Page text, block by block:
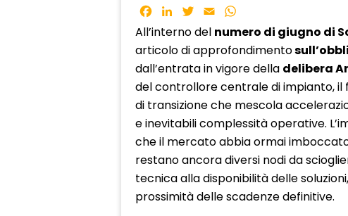
Facebook
LinkedInTwitter
Email
All’interno del numero di giugno di
articolo di approfondimento
dall’entrata in vigore della delibera
del controllore centrale di impianto,
di transizione che mescola
e inevitabili complessità operative.
che il mercato abbia ormai
restano ancora diversi nodi da
tecnica alla disponibilità delle
prossimità delle scadenze definitive.